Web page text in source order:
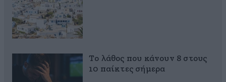
Το λάθος που κάνουν 8 στους
10 παίκτες σήμερα